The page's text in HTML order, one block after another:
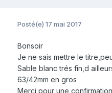
Posté(e) 17 mai 2017
Bonsoir
Je ne sais mettre le
Sable blanc trés fin,d
63/42mm en gros
Merci pour une confirmation